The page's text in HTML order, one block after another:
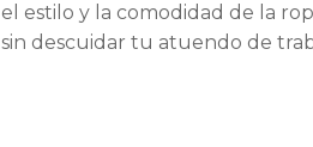
el estilo y la comodidad de la
sin descuidar tu atuendo de